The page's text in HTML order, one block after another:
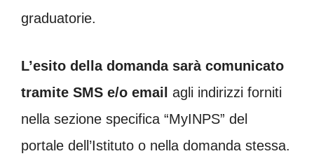
graduatorie.
L’esito della domanda sarà comunicato
tramite SMS e/o email agli indirizzi forniti
nella sezione specifica “MyINPS” del
portale dell’Istituto o nella domanda stessa.